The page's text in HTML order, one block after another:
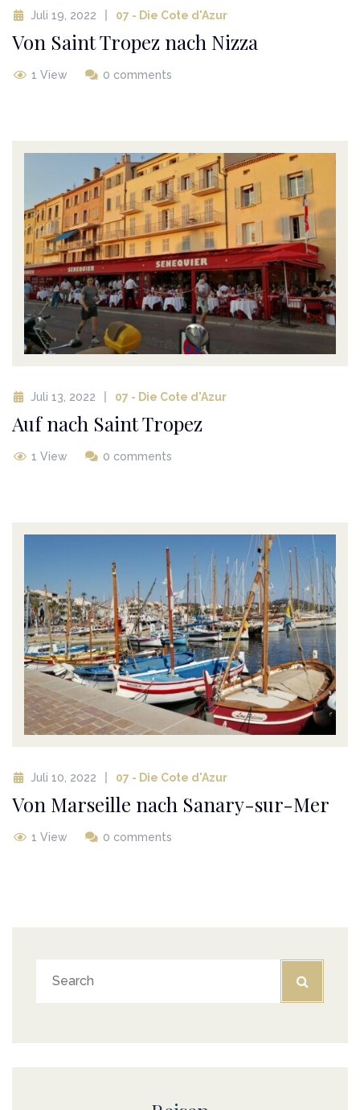
Juli 19, 2022 07 - Die Cote d'Azur
Von Saint Tropez nach Nizza
1 View 0 comments
Juli 13, 2022 07 - Die Cote d'Azur
Auf nach Saint Tropez
1 View 0 comments
Juli 10, 2022 07 - Die Cote d'Azur
Von Marseille nach Sanary-sur-Mer
1 View 0 comments